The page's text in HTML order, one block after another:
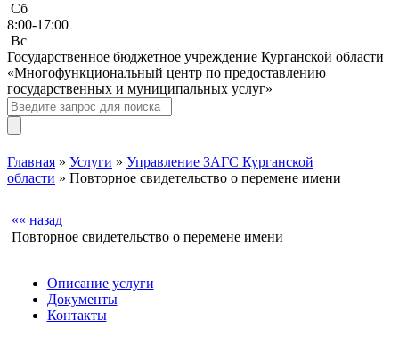
Сб
8:00-17:00
Bc
Государственное бюджетное учреждение Курганской области
«Многофункциональный центр по предоставлению
государственных и муниципальных услуг»
Главная » Услуги » Управление ЗАГС Курганской
области » Повторное свидетельство о перемене имени
«« назад
Повторное свидетельство о перемене имени
Описание услуги
Документы
Контакты